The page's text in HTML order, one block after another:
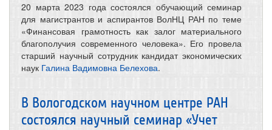
20 марта 2023 года состоялся обучающий семинар
для магистрантов и аспирантов ВолНЦ РАН по теме
«Финансовая грамотность как залог материального
благополучия современного человека». Его провела
старший научный сотрудник кандидат экономических
наук Галина Вадимовна Белехова.
В Вологодском научном центре РАН
состоялся научный семинар «Учет